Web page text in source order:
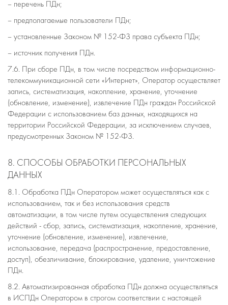
– перечень ПДн;
– предполагаемые пользователи ПДн;
– установленные Законом № 152-ФЗ права субъекта ПДн;
– источник получения ПДн.
7.6. При сборе ПДн, в том числе посредством информационно-
телекоммуникационной сети «Интернет», Оператор осуществляет
запись, систематизация, накопление, хранение, уточнение
(обновление, изменение), извлечение ПДн граждан Российской
Федерации с использованием баз данных, находящихся на
территории Российской Федерации, за исключением случаев,
предусмотренных Законом № 152-ФЗ.
8. СПОСОБЫ ОБРАБОТКИ ПЕРСОНАЛЬНЫХ
ДАННЫХ
8.1. Обработка ПДн Оператором может осуществляться как с
использованием, так и без использования средств
автоматизации, в том числе путем осуществления следующих
действий - сбор, запись, систематизация, накопление, хранение,
уточнение (обновление, изменение), извлечение,
использование, передача (распространение, предоставление,
доступ), обезличивание, блокирование, удаление, уничтожение
ПДн.
8.2. Автоматизированная обработка ПДн должна осуществляться
в ИСПДн Оператором в строгом соответствии с настоящей